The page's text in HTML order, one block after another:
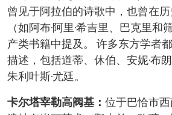
曾见于阿拉伯的诗歌中，也曾在
（如阿布·阿里·希吉里、巴克里
产类书籍中提及。 许多东方学者
描述，包括道蒂、休伯、安妮·布
朱利叶斯·尤廷。
卡尔塔宰勒高阀基 ： 位于巴恰市西